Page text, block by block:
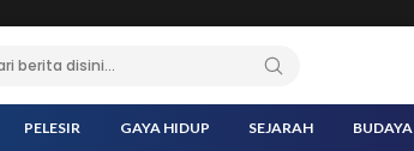
PELESIR GAYA HIDUP SEJARAH BUDAYA